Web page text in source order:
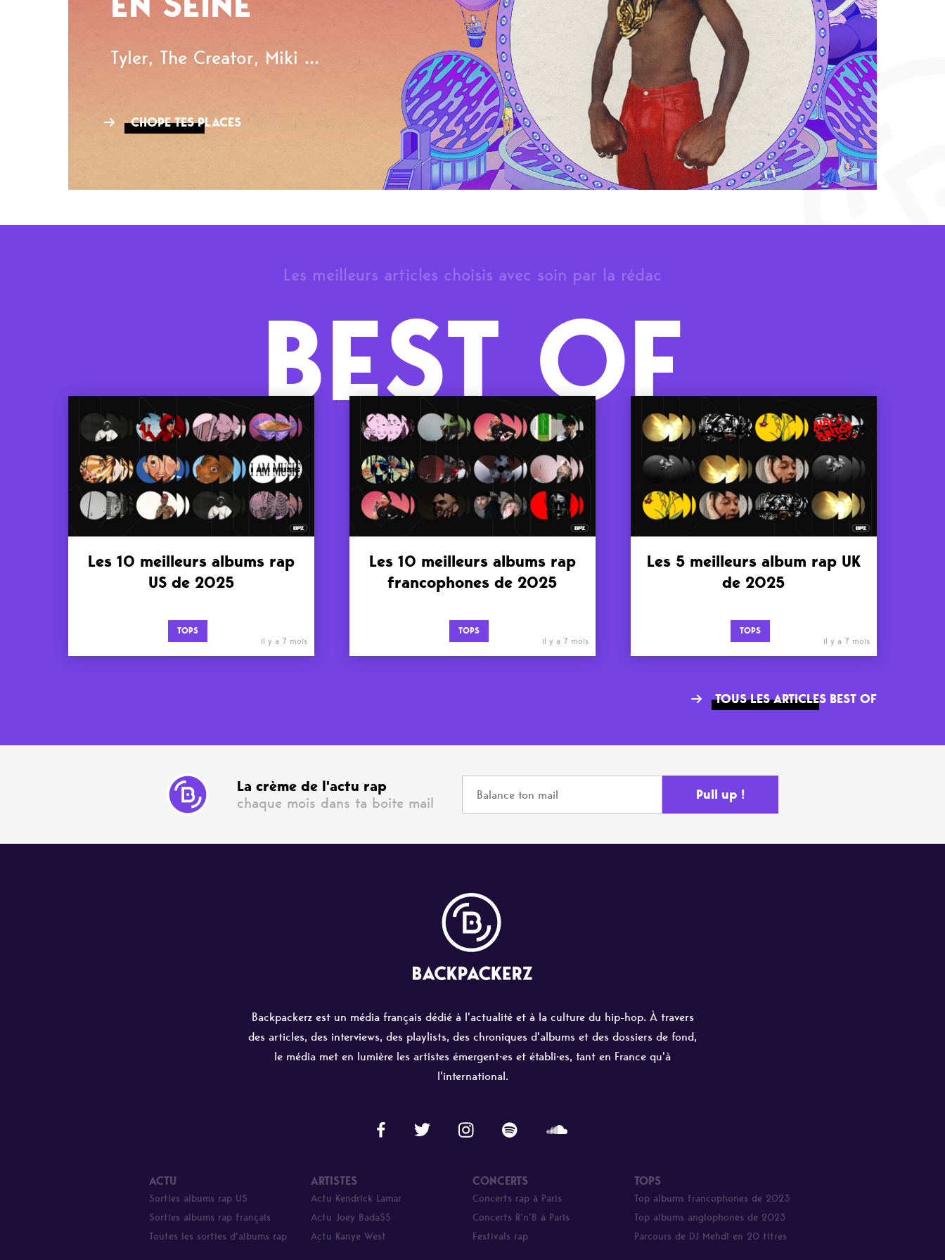
Tyler, The Creator, Miki ...
CHOPE TES PLACES
Les meilleurs articles choisis avec soin par la rédac
BEST OF
Les 10 meilleurs albums rap
US de 2025
TOPS
il y a 7 mois
Les 10 meilleurs albums rap
francophones de 2025
TOPS
il y a 7 mois
Les 5 meilleurs album rap UK
de 2025
TOPS
il y a 7 mois
TOUS LES ARTICLES BEST OF
La crème de l'actu rap
chaque mois dans ta boite mail
Backpackerz est un média français dédié à l'actualité et à la culture du hip-hop. À travers
des articles, des interviews, des playlists, des chroniques d'albums et des dossiers de fond,
le média met en lumière les artistes émergent·es et établi·es, tant en France qu'à
l'international.
ACTU
Sorties albums rap US
Sorties albums rap français
Toutes les sorties d’albums rap
ARTISTES
Actu Kendrick Lamar
Actu Joey Bada$$
Actu Kanye West
CONCERTS
Concerts rap à Paris
Concerts R’n’B à Paris
Festivals rap
TOPS
Top albums francophones de 2023
Top albums anglophones de 2023
Parcours de DJ Mehdi en 20 titres